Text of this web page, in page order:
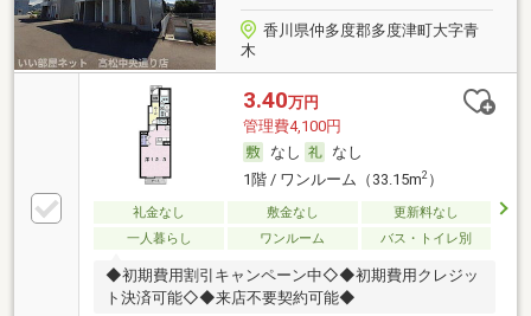
香川県仲多度郡多度津町大字青
木
3.40万円
管理費4,100円
なし
なし
1階 / ワンルーム（33.15m2）
礼金なし 敷金なし
更新料なし
一人暮らし
ワンルーム バス・トイレ別
◆初期費用割引キャンペーン中◇◆初期費用クレジッ
ト決済可能◇◆来店不要契約可能◆